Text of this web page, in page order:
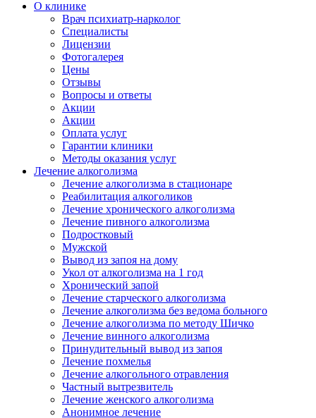
О клинике
Врач психиатр-нарколог
Специалисты
Лицензии
Фотогалерея
Цены
Отзывы
Вопросы и ответы
Акции
Акции
Оплата услуг
Гарантии клиники
Методы оказания услуг
Лечение алкоголизма
Лечение алкоголизма в стационаре
Реабилитация алкоголиков
Лечение хронического алкоголизма
Лечение пивного алкоголизма
Подростковый
Мужской
Вывод из запоя на дому
Укол от алкоголизма на 1 год
Хронический запой
Лечение старческого алкоголизма
Лечение алкоголизма без ведома больного
Лечение алкоголизма по методу Шичко
Лечение винного алкоголизма
Принудительный вывод из запоя
Лечение похмелья
Лечение алкогольного отравления
Частный вытрезвитель
Лечение женского алкоголизма
Анонимное лечение